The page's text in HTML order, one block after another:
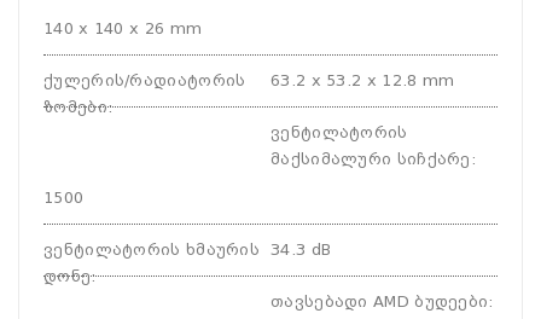
140 x 140 x 26 mm
ქულერის/რადიატორის
ზომები:
63.2 x 53.2 x 12.8 mm
ვენტილატორის
მაქსიმალური სიჩქარე :
1500
ვენტილატორის ხმაურის
დონე:
34.3 dB
თავსებადი AMD ბუდეები: